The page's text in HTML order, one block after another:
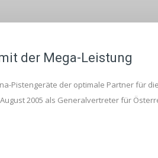
der Mega-Leistung
Pistengeräte der optimale Partner für
2005 als Generalvertreter für